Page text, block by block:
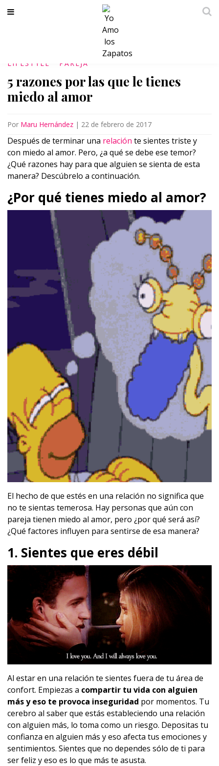
LIFESTYLE PAREJA
5 razones por las que le tienes
miedo al amor
Por Maru Hernández | 22 de febrero de 2017
Después de terminar una relación te sientes triste y
con miedo al amor. Pero, ¿a qué se debe ese temor?
¿Qué razones hay para que alguien se sienta de esta
manera? Descúbrelo a continuación.
¿Por qué tienes miedo al amor?
El hecho de que estés en una relación no significa que
no te sientas temerosa. Hay personas que aún con
pareja tienen miedo al amor, pero ¿por qué será así?
¿Qué factores influyen para sentirse de esa manera?
1. Sientes que eres débil
Al estar en una relación te sientes fuera de tu área de
confort. Empiezas a compartir tu vida con alguien
más y eso te provoca inseguridad por momentos. Tu
cerebro al saber que estás estableciendo una relación
con alguien más, lo toma como un riesgo. Depositas tu
confianza en alguien más y eso afecta tus emociones y
sentimientos. Sientes que no dependes sólo de ti para
ser feliz y eso es lo que más te asusta.